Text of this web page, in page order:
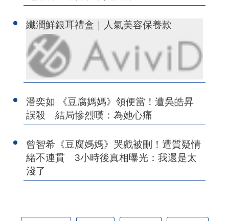
纖潤鮮銀耳禮盒｜人氣美容保養款
潘奕如 《豆腐媽媽》領便當！遭吳皓昇
誤殺 結局慘烈嘆：為她心痛
曾智希《豆腐媽媽》哭戲被刪！遭質疑情
緒不連貫 3小時後真相曝光：我還是太
淺了